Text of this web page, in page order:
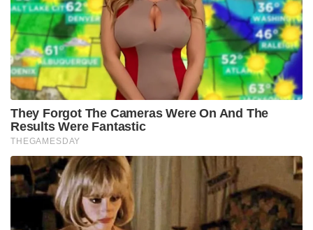
They Forgot The Cameras Were On And The
Results Were Fantastic
THEGAMESDAY